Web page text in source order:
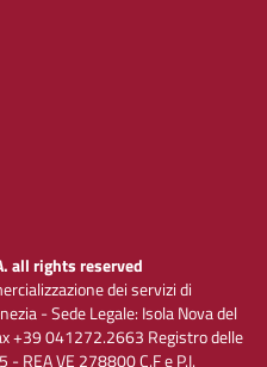
all rights reserved
dei servizi di
- Sede Legale: Isola Nova del
+39 041272.2663 Registro delle
REA VE 278800 C.F e P.I.